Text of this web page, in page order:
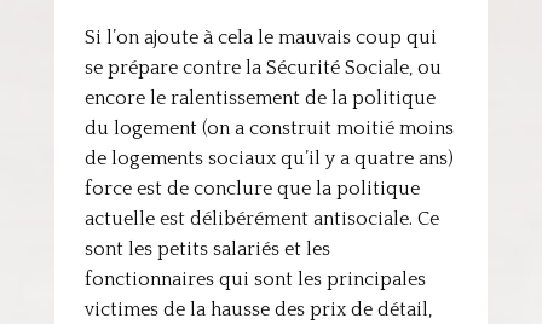
Si l’on ajoute à cela le mauvais coup qui
se prépare contre la Sécurité Sociale, ou
encore le ralentissement de la politique
du logement (on a construit moitié moins
de logements sociaux qu’il y a quatre ans)
force est de conclure que la politique
actuelle est délibérément antisociale. Ce
sont les petits salariés et les
fonctionnaires qui sont les principales
victimes de la hausse des prix de détail,